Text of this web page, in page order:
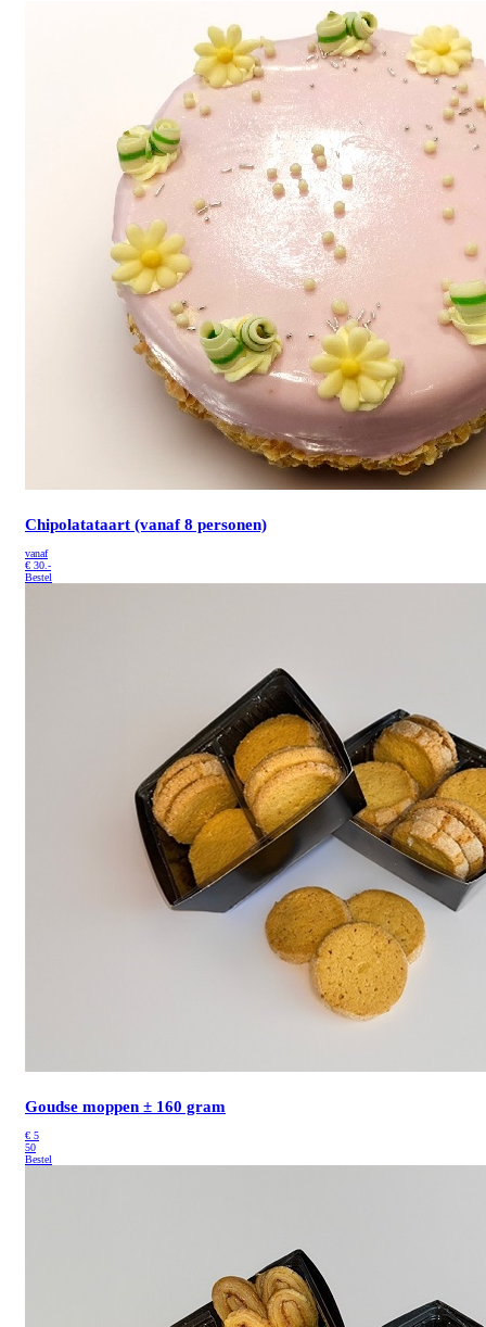
Chipolatataart (vanaf 8 personen)
vanaf
€ 30.-
Bestel
Goudse moppen ± 160 gram
€ 5
50
Bestel